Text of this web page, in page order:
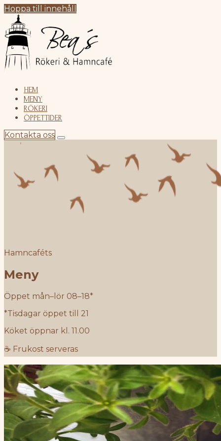
Hoppa till innehåll
HEM
MENY
RÖKERI
ÖPPETTIDER
Kontakta oss
RÖKERI
ÖPPETTIDER
KONTAKTA OSS
Hamncaféts
Meny
Öppet mån–lör 08–18*
*Tisdagar öppet till 21
Köket öppnar kl. 11.00
☕ Frukost serveras